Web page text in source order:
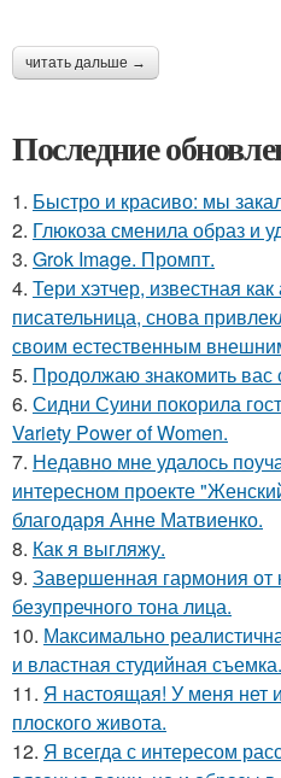
читать дальше →
Последние
1. Быстро и красиво: мы
2. Глюкоза сменила образ и
3. Grok Image. Промпт.
4. Тери хэтчер, известная
писательница, снова
своим естественным
5. Продолжаю знакомить
6. Сидни Суини покорила
Variety Power of Women.
7. Недавно мне удалось
интересном проекте
благодаря Анне Матвиенко.
8. Как я выгляжу.
9. Завершенная гармония от
безупречного тона лица.
10. Максимально
и властная студийная съемка.
11. Я настоящая! У меня нет
плоского живота.
12. Я всегда с интересом